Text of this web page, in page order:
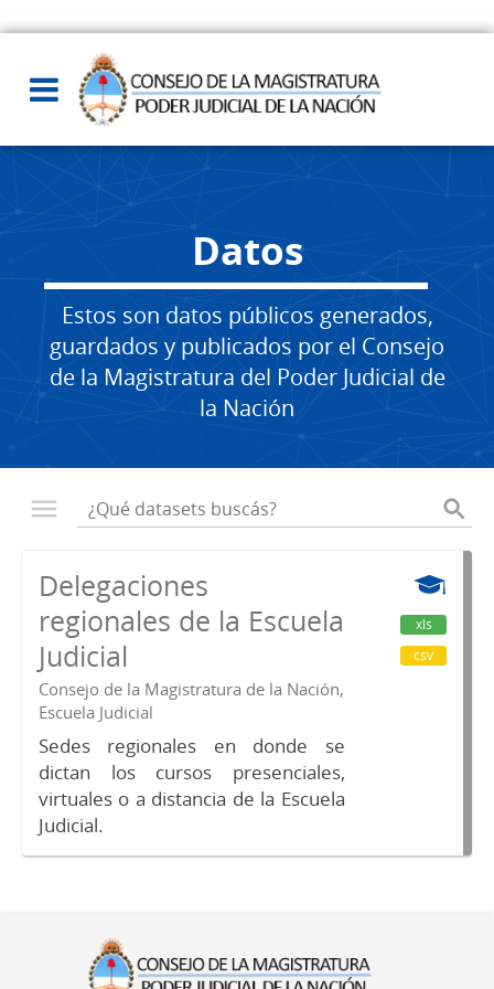
Datos
Estos son datos públicos generados,
guardados y publicados por el Consejo
de la Magistratura del Poder Judicial de
la Nación
Delegaciones
regionales de la Escuela
Judicial
Consejo de la Magistratura de la Nación,
Escuela Judicial
Sedes regionales en donde se
dictan los cursos presenciales,
virtuales o a distancia de la Escuela
Judicial.
xls
csv